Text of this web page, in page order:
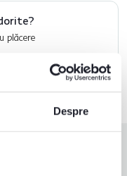
Despre
plăcere
Deschideți chat-ul